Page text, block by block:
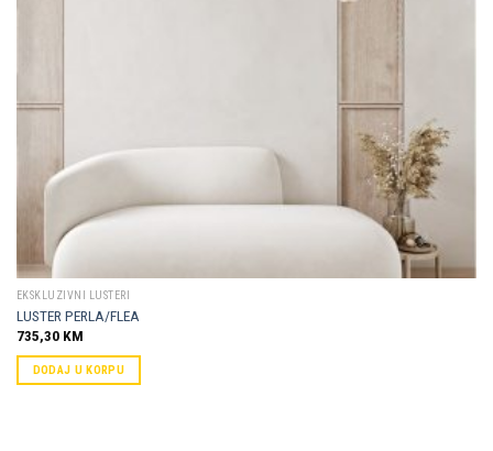
EKSKLUZIVNI LUSTERI
LUSTER PERLA/FLEA
735,30 KM
DODAJ U KORPU